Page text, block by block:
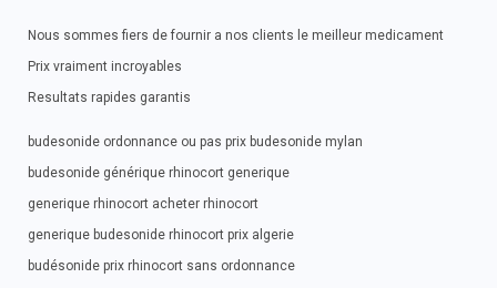
Nous sommes fiers de fournir a nos clients le meilleur medicament
Prix vraiment incroyables
Resultats rapides garantis
budesonide ordonnance ou pas prix budesonide mylan
budesonide générique rhinocort generique
generique rhinocort acheter rhinocort
generique budesonide rhinocort prix algerie
budésonide prix rhinocort sans ordonnance